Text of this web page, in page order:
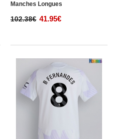
Manches Longues
102.38€ 41.95€